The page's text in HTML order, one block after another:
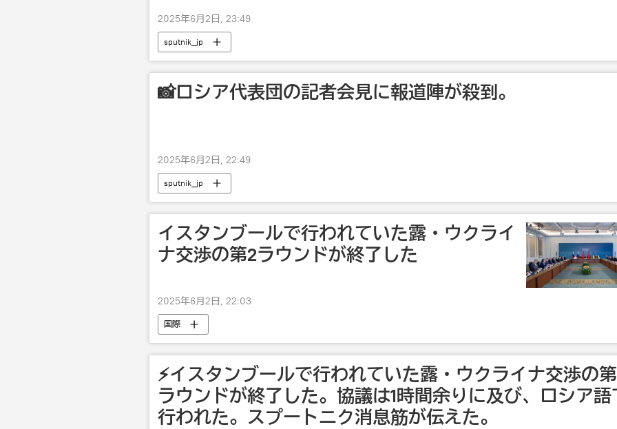
2025年6月2日, 23:49
sputnik_jp
📸ロシア代表団の記者会見に報道陣が殺到。
2025年6月2日, 22:49
sputnik_jp
イスタンブールで行われていた露・ウクライ
ナ交渉の第2ラウンドが終了した
2025年6月2日, 22:03
国際
⚡️イスタンブールで行われていた露・ウクライナ交渉の
ラウンドが終了した。協議は1時間余りに及び、ロシア語
行われた。スプートニク消息筋が伝えた。